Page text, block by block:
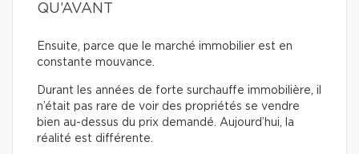
QU’AVANT
Ensuite, parce que le marché immobilier est en
constante mouvance.
Durant les années de forte surchauffe immobilière, il
n’était pas rare de voir des propriétés se vendre
bien au-dessus du prix demandé. Aujourd’hui, la
réalité est différente.